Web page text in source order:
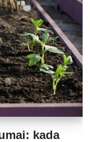
kada